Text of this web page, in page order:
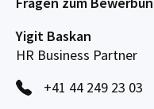
Yigit Baskan
HR Business Partner
+41 44 249 23 03